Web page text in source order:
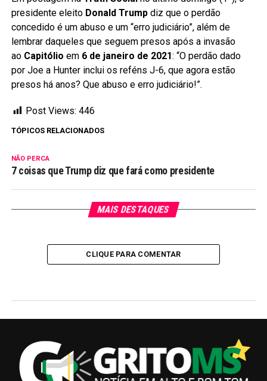
presidente eleito Donald Trump diz que o perdão
concedido é um abuso e um “erro judiciário”, além de
lembrar daqueles que seguem presos após a invasão
ao Capitólio em 6 de janeiro de 2021: “O perdão dado
por Joe a Hunter inclui os reféns J-6, que agora estão
presos há anos? Que abuso e erro judiciário!”.
Post Views: 446
TÓPICOS RELACIONADOS
NÃO PERCA
7 coisas que Trump diz que fará como presidente
MAIS DESTAQUES
CLIQUE PARA COMENTAR